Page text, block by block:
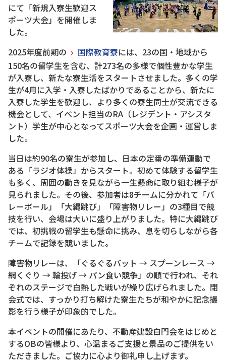
にて「新規入寮生歓迎ス
ポーツ大会」を開催しま
した。
2025年度前期の
国際教育寮には、23の国・地域から
150名の留学生を含む、計273名の多様で個性豊かな学生
が入寮し、新たな寮生活をスタートさせました。多くの学
生が4月に入学・入寮したばかりであることから、新たに
入寮した学生を歓迎し、より多くの寮生同士が交流できる
機会として、イベント担当のRA（レジデント・アシスタ
ント）学生が中心となってスポーツ大会を企画・運営しま
した。
当日は約90名の寮生が参加し、日本の定番の準備運動で
ある「ラジオ体操」からスタート。初めて体験する留学生
も多く、周囲の動きを見ながら一生懸命に取り組む様子が
見られました。その後、参加者は8チームに分かれて「バ
レーボール」「大縄跳び」「障害物リレー」の3種目で競
技を行い、会場は大いに盛り上がりました。特に大縄跳び
では、初挑戦の留学生も懸命に挑み、息を切らしながら各
チームで記録を競いました。
障害物リレーは、「ぐるぐるバット → スプーンレース →
網くぐり → 輪投げ → パン食い競争」の順で行われ、それ
ぞれのステージで白熱した戦いが繰り広げられました。閉
会式では、すっかり打ち解けた寮生たちが和やかに記念撮
影を行う様子が印象的でした。
本イベントの開催にあたり、不動産建設白門会をはじめと
するOBの皆様より、心温まるご支援と景品のご提供をい
ただきました。ご協力に心より御礼申し上げます。